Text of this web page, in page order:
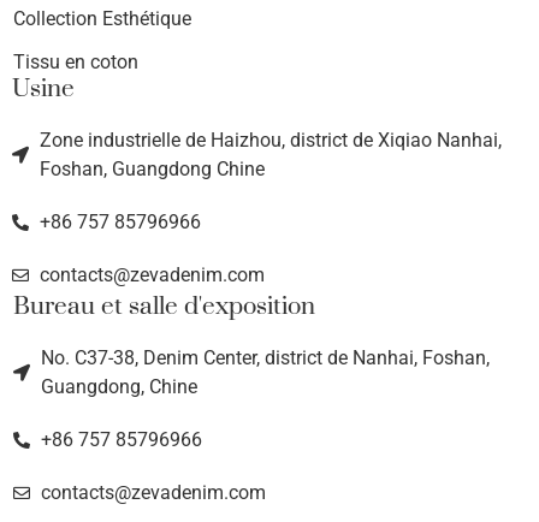
Collection Esthétique
Tissu en coton
Usine
Zone industrielle de Haizhou, district de Xiqiao Nanhai,
Foshan, Guangdong Chine
+86 757 85796966
contacts@zevadenim.com
Bureau et salle d'exposition
No. C37-38, Denim Center, district de Nanhai, Foshan,
Guangdong, Chine
+86 757 85796966
contacts@zevadenim.com